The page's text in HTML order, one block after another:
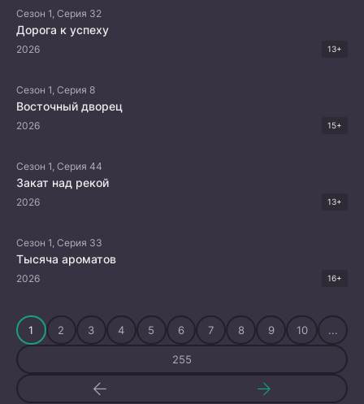
Сезон 1, Серия 32
Дорога к успеху
2026 13+
Сезон 1, Серия 8
Восточный дворец
2026 15+
Сезон 1, Серия 44
Закат над рекой
2026 13+
Сезон 1, Серия 33
Тысяча ароматов
2026 16+
1 2 3 4 5 6 7 8 9 10 ...
255